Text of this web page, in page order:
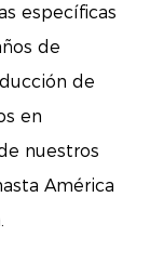
específicas
de
de
en
nuestros
América